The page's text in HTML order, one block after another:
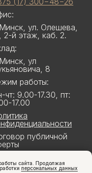
сайта. Продолжая
персональных данных
ул. Олешева,
2-й этаж, каб. 2.
ул
8
работы:
чт: 9.00-17.30, пт:
17.00
публичной